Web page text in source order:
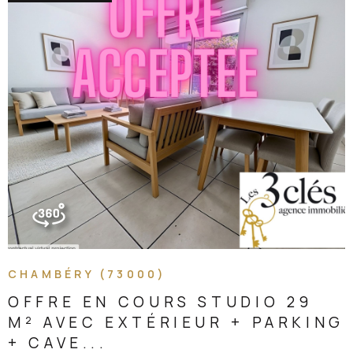
jusqu'en août 2028 Loyer mensuel : 780,93 € charges
comprises (675,93 € hors charges + 105 € de provision sur
charges) Vous bénéficiez ainsi d'une rentabilité immédiate
avec locataire en place et visibilité locative sécurisée sur
plusieurs années, dans une résidence récente à forte
attractivité. Copropriété de 56 loTs 1688 euros de charges
par an comprenant ascenseur chauffage et eau chaude
CHAMBÉRY (73000)
OFFRE EN COURS STUDIO 29
M² AVEC EXTÉRIEUR + PARKING
+ CAVE...
VOIR LE BIEN